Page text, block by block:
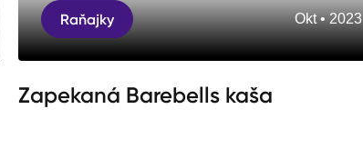
Raňajky Okt • 2023
Zapekaná Barebells kaša